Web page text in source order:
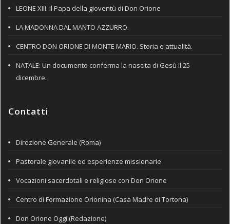
LEONE XIII: il Papa della gioventù di Don Orione
LA MADONNA DAL MANTO AZZURRO.
CENTRO DON ORIONE DI MONTE MARIO. Storia e attualità.
NATALE: Un documento conferma la nascita di Gesù il 25
dicembre.
Contatti
Direzione Generale (Roma)
Pastorale giovanile ed esperienze missionarie
Vocazioni sacerdotali e religiose con Don Orione
Centro di Formazione Orionina (Casa Madre di Tortona)
Don Orione Oggi (Redazione)